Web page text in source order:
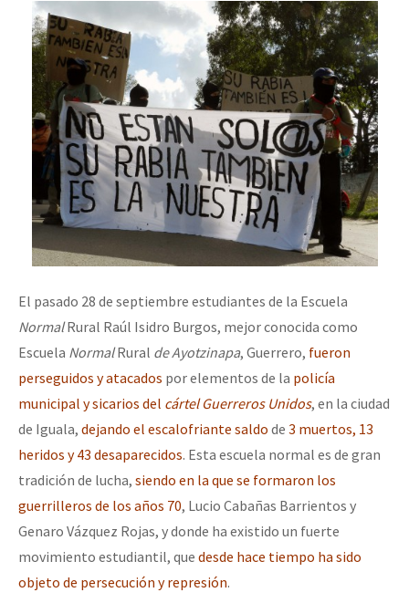
El pasado 28 de septiembre estudiantes de la Escuela
NormalRural Raúl Isidro Burgos, mejor conocida como
Escuela NormalRural de Ayotzinapa, Guerrero, fueron
perseguidos y atacados por elementos de la policía
municipal y sicarios del cártel Guerreros Unidos, en la ciudad
de Iguala, dejando el escalofriante saldo de 3 muertos, 13
heridos y 43 desaparecidos. Esta escuela normal es de gran
tradición de lucha, siendo en la que se formaron los
guerrilleros de los años 70, Lucio Cabañas Barrientos y
Genaro Vázquez Rojas, y donde ha existido un fuerte
movimiento estudiantil, que desde hace tiempo ha sido
objeto de persecución y represión.